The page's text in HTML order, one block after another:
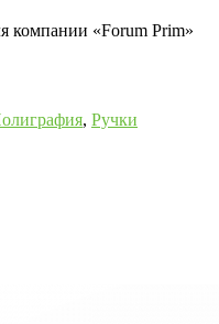
компании «Forum Prim»
, Ручки